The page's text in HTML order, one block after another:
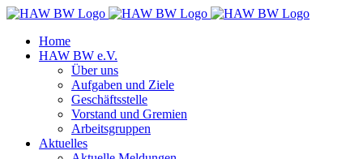
Zum
springenHome
HAW BW e.V.
Über uns
Aufgaben und Ziele
Geschäftsstelle
Vorstand und Gremien
Arbeitsgruppen
Aktuelles